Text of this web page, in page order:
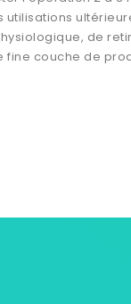
de
fine couche de